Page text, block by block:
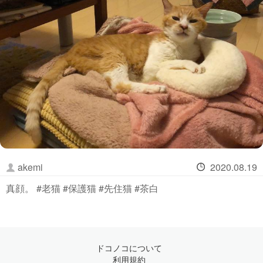
akemi
2020.08.19
真顔。 #老猫 #保護猫 #先住猫 #茶白
ドコノコについて
利用規約